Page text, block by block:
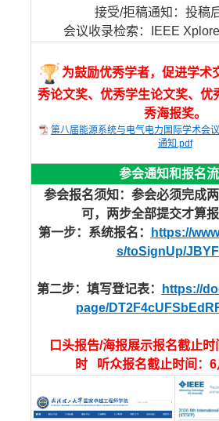
接受/拒稿通知：投稿
会议收录检索：IEEE
为鼓励优秀学者，促进学术
秀论文奖、优秀学生论文奖、优
秀海报奖。
第八届能源系统与电气电力国际学术会
通知.pdf
参会通知和报名
参会报名须知：参会必须完成
可，两步全部提交才算报
第一步：系统报名：
https://
s/toSignUp/
第二步：填写登记表：
https://
page/
口头报告/海报展示报名截止
时 听众报名截止时间：6